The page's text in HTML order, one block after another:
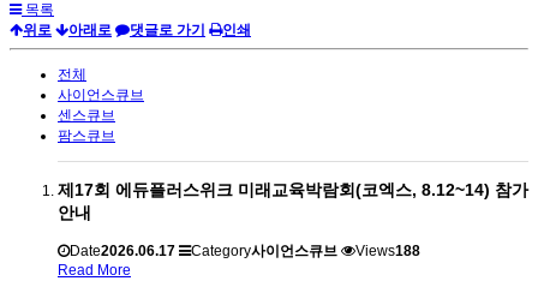
목록
위로
아래로 댓글로 가기 인쇄
전체
사이언스큐브
센스큐브
팜스큐브
제17회 에듀플러스위크 미래교육박람회(코엑스, 8.12~14) 참가
안내
Date2026.06.17 Category사이언스큐브 Views188
Read More